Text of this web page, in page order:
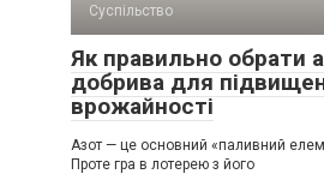
Суспільство
Як правильно обрати
добрива для
врожайності
Азот — це основний «паливний
Проте гра в лотерею з його